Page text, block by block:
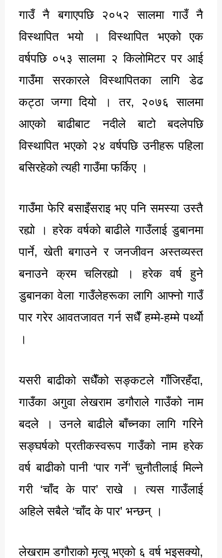
गाउँ नै बगाएपछि २०५२ सालमा गाउँ नै
विस्थापित भयो । विस्थापित भएको एक
वर्षपछि ०५३ सालमा २ किलोमिटर पर आई
गाउँमा सरकारले विस्थापितका लागि डेढ
कट्ठा जग्गा दियो । तर, २०७६ सालमा
आएको बाढीबाट नदीले बाटो बदलेपछि
विस्थापित भएको २४ वर्षपछि उनीहरू पहिला
बसिरहेको त्यही गाउँमा फर्किए ।
गाउँमा फेरि बसाइँसराइ भए पनि समस्या उस्तै
रह्यो । हरेक वर्षको बाढीले गाउँलाई डुबानमा
पार्ने, खेती बगाउने र जनजीवन अस्तव्यस्त
बनाउने क्रम चलिरह्यो । हरेक वर्ष हुने
डुबानका वेला गाउँलेहरूका लागि आफ्नो गाउँ
पार गरेर आवतजावत गर्न सधैँ हम्मे-हम्मे पर्थ्यो
।
यसरी बाढीको सधैँको सङ्कटले गाँजिरहँदा,
गाउँका अगुवा लेखराम डगौराले गाउँको नाम
बदले । उनले बाढीले बाँच्नका लागि गरिने
सङ्घर्षको प्रतीकस्वरूप गाउँको नाम हरेक
वर्ष बाढीको पानी ‘पार गर्ने’ चुनौतीलाई मिल्ने
गरी ‘चाँद के पार’ राखे । त्यस गाउँलाई
अहिले सबैले ‘चाँद के पार’ भन्छन् ।
लेखराम डगौराको मृत्यु भएको ६ वर्ष भइसक्यो,